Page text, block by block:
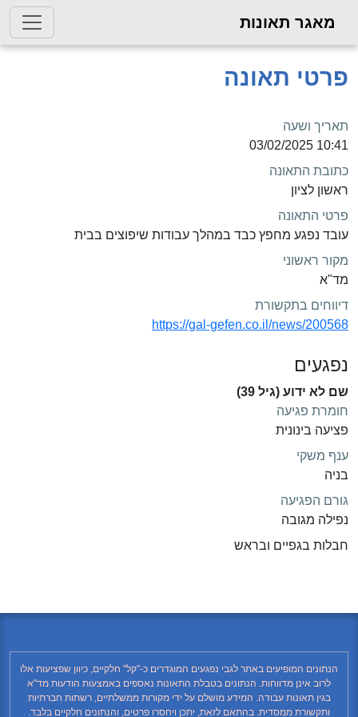
מאגר תאונות
פרטי תאונה
תאריך ושעה
10:41 03/02/2025
כתובת התאונה
ראשון לציון
פרטי התאונה
עובד נפגע מחפץ כבד במהלך עבודות שיפוצים בבית
מקור ראשוני
מד"א
דיווחים בתקשורת
https://gal-gefen.co.il/news/200568
נפגעים
שם לא ידוע (גיל 39)
חומרת פגיעה
פציעה בינונית
ענף משקי
בניה
גורם הפגיעה
נפילה מגובה
חבלות בגפיים ובראש
הנתונים המופיעים באתר לגבי נפגעים המוגדרים כ-"קל" חלקיים, כיוון שפציעות אלו
לרוב אינן מדווחות. הנתונים בטבלת התאונות נאספים באמצעות הודעות מד"א
בגין תאונות עבודה. המידע מושלם על ידי מקורות ממשלתיים, רשתות חברתיות
ותקשורת ממסדית. בהתאם לזאת, יתכן ויחסרו פרטים, והנתונים חלקיים בלבד.